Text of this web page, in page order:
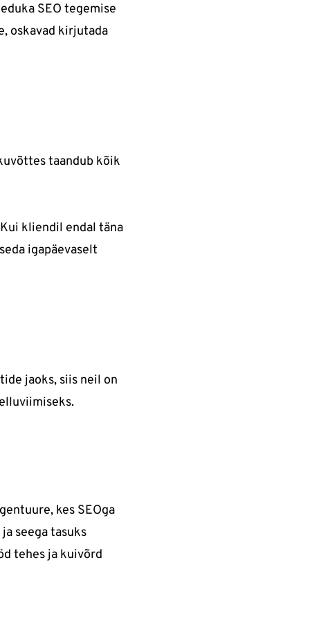
SEO tegemise
oskavad kirjutada
taandub kõik
kliendil endal täna
igapäevaselt
jaoks, siis neil on
kes SEOga
seega tasuks
tehes ja kuivõrd